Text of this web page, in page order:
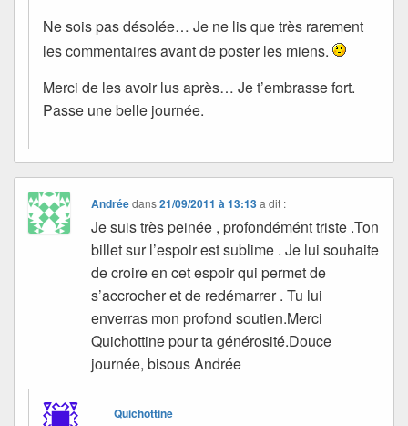
Ne sois pas désolée… Je ne lis que très rarement
les commentaires avant de poster les miens.
Merci de les avoir lus après… Je t’embrasse fort.
Passe une belle journée.
Andréedans21/09/2011 à 13:13 a dit :
Je suis très peinée , profondémént triste .Ton
billet sur l’espoir est sublime . Je lui souhaite
de croire en cet espoir qui permet de
s’accrocher et de redémarrer . Tu lui
enverras mon profond soutien.Merci
Quichottine pour ta générosité.Douce
journée, bisous Andrée
Quichottine